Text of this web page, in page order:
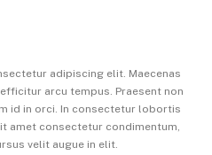
adipiscing elit. Maecenas
arcu tempus. Praesent non
id in orci. In consectetur lobortis
amet consectetur condimentum,
velit augue in elit.